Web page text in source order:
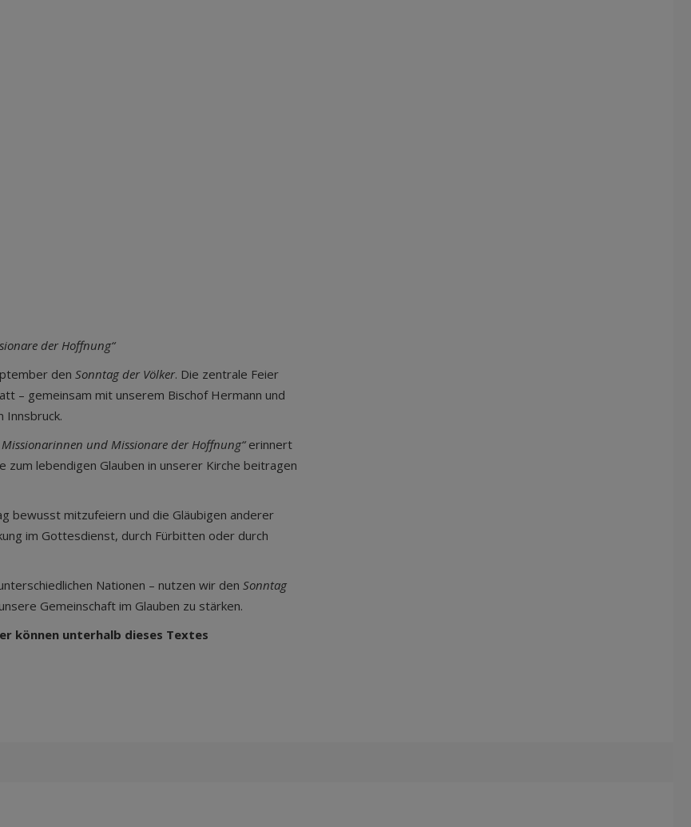
der Hoffnung“
den Sonntag der Völker. Die zentrale Feier
– gemeinsam mit unserem Bischof Hermann und
Innsbruck.
und Missionare der Hoffnung“erinnert
lebendigen Glauben in unserer Kirche beitragen
bewusst mitzufeiern und die Gläubigen anderer
im Gottesdienst, durch Fürbitten oder durch
Nationen – nutzen wir den Sonntag
Gemeinschaft im Glauben zu stärken.
können unterhalb dieses Textes